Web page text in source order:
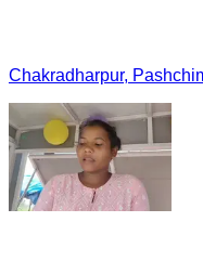
Chakradharpur,